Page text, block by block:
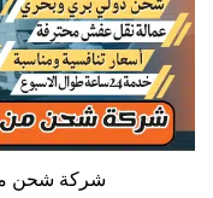
شركة شحن